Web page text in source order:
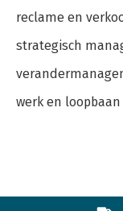
reclame en
strategisch
werk en loopbaan